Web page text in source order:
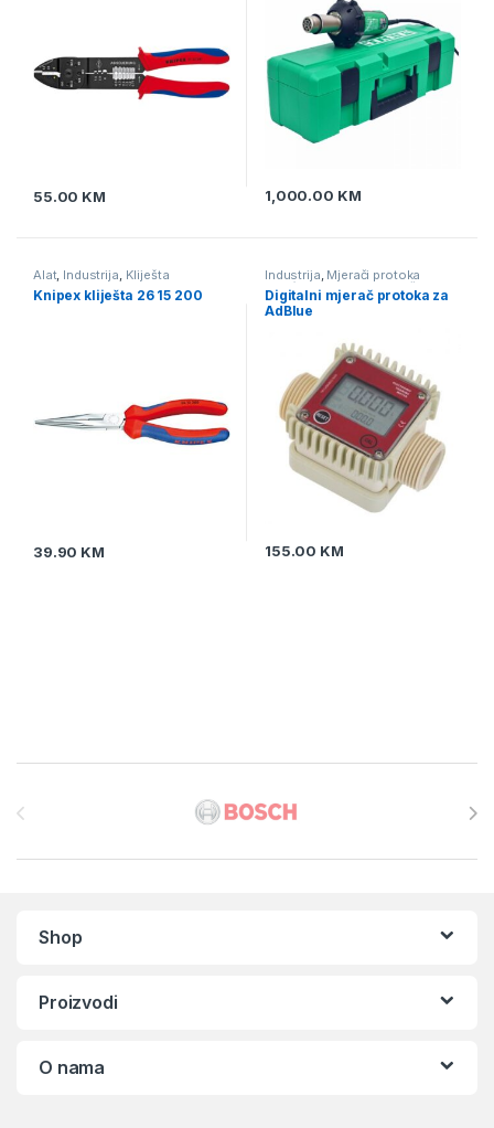
55.00 KM 1,000.00 KM
Alat, Industrija, Kliješta
Knipex kliješta 26 15 200
39.90 KM
Industrija, Mjerači protoka
tekućine , Pumpe i mjerači
protika tekućine
Digitalni mjerač protoka za
AdBlue
155.00 KM
Shop
Proizvodi
O nama